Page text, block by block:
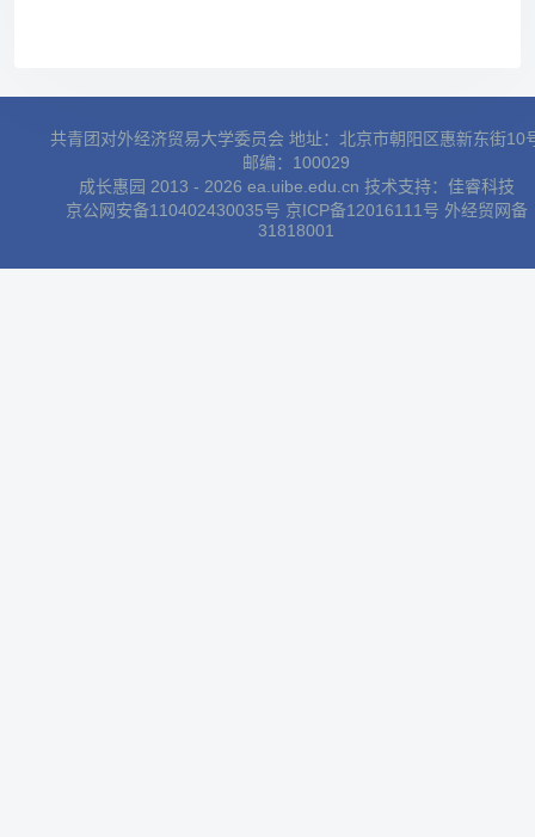
共青团对外经济贸易大学委员会 地址：北京市朝阳区惠新东街10
邮编：100029
成长惠园 2013 - 2026 ea.uibe.edu.cn 技术支持： 佳睿科技
京公网安备110402430035号 京ICP备12016111号 外经贸网备
31818001